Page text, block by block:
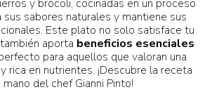
y brócoli, cocinadas en un proceso
sabores naturales y mantiene sus
Este plato no solo satisface tu
aporta beneficios esenciales
para aquellos que valoran una
rica en nutrientes. ¡Descubre la receta
mano del chef Gianni Pinto!